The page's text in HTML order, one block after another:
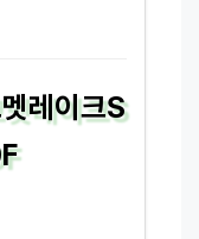
레이크S